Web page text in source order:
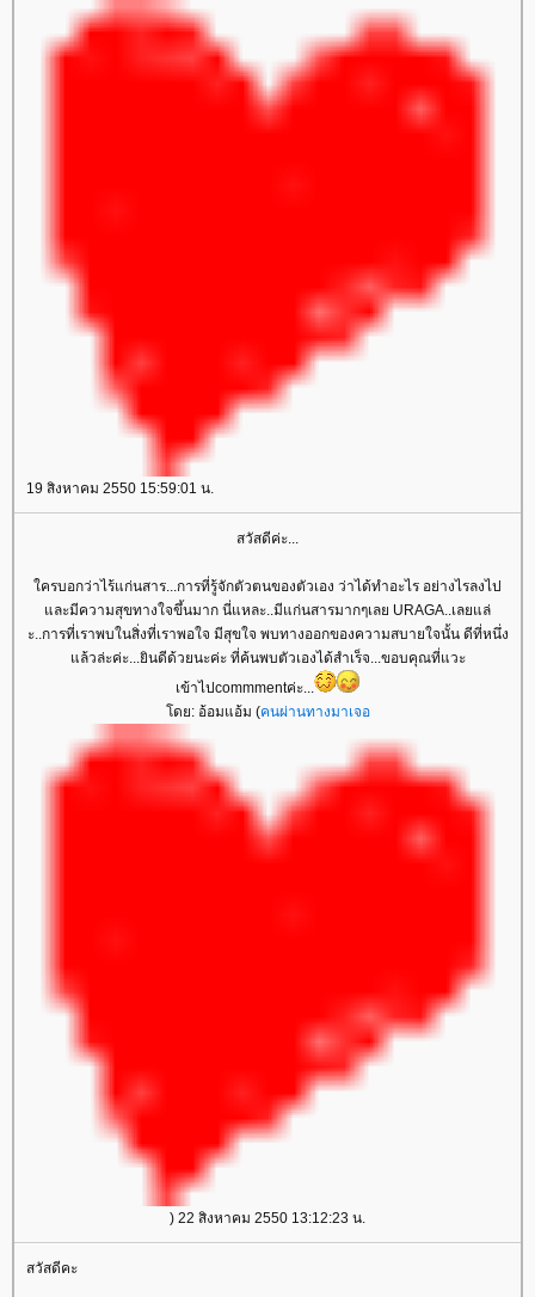
19 สิงหาคม 2550 15:59:01 น.
สวัสดีค่ะ...
ครบอกว่าไร้แก่นสาร...การที่รู้จักตัวตนของตัวเอง ว่าได้ทำอะไร อย่างไรลงไป
ละมีความสุขทางใจขึ้นมาก นี่แหละ..มีแก่นสารมากๆเลย URAGA..เลยแล่
ะ..การที่เราพบในสิ่งที่เราพอใจ มีสุขใจ พบทางออกของความสบายใจนั้น ดีที่หนึ่ง
ล้วล่ะค่ะ...ยินดีด้วยนะค่ะ ที่ค้นพบตัวเองได้สำเร็จ...ขอบคุณที่แวะ
เข้าไปcommmentค่ะ...
ดย: อ้อมแอ้ม (คนผ่านทางมาเจอ
) 22 สิงหาคม 2550 13:12:23 น.
สวัสดีคะ